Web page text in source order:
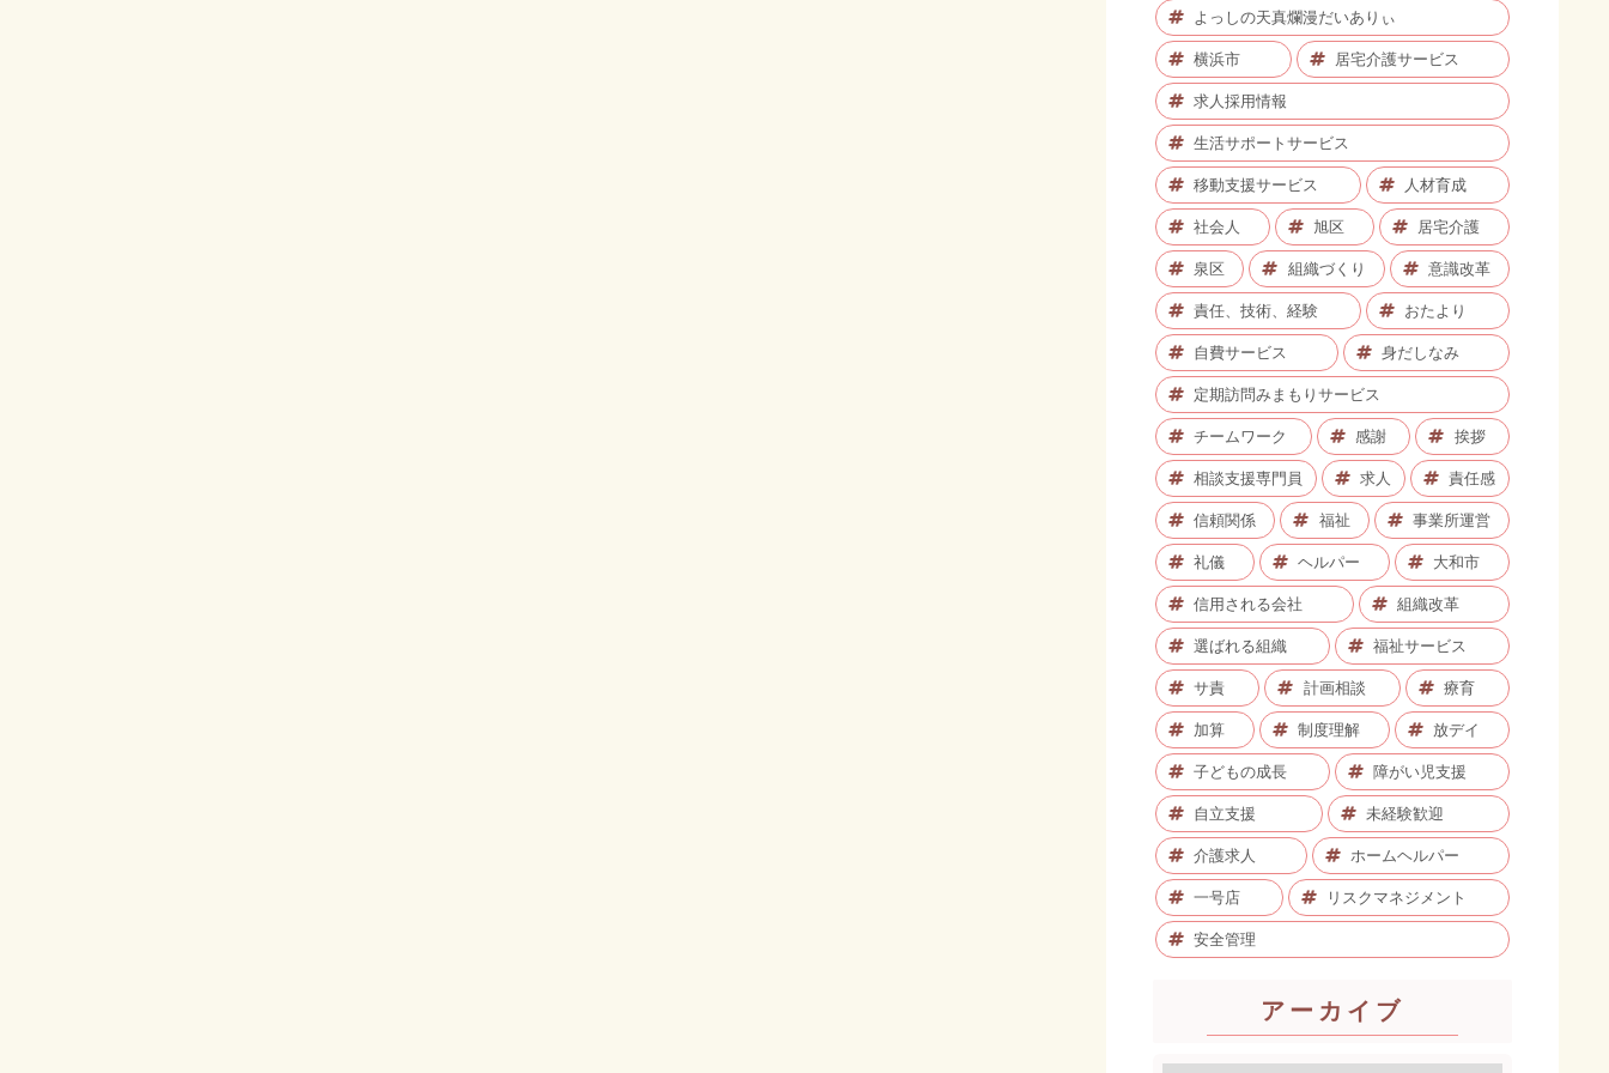
よっしの天真爛漫だいありぃ
横浜市 居宅介護サービス
求人採用情報
生活サポートサービス
移動支援サービス 人材育成
社会人 旭区 居宅介護
泉区 組織づくり 意識改革
責任、技術、経験 おたより
自費サービス 身だしなみ
定期訪問みまもりサービス
チームワーク 感謝 挨拶
相談支援専門員 求人 責任感
信頼関係 福祉 事業所運営
礼儀 ヘルパー 大和市
信用される会社 組織改革
選ばれる組織 福祉サービス
サ責 計画相談 療育
加算 制度理解 放デイ
子どもの成長 障がい児支援
自立支援 未経験歓迎
介護求人 ホームヘルパー
一号店 リスクマネジメント
安全管理
アーカイブ